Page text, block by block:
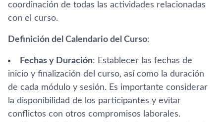
coordinación de todas las actividades relacionadas
con el curso.
Definición del Calendario del Curso:
Fechas y Duración: Establecer las fechas de
inicio y finalización del curso, así como la duración
de cada módulo y sesión. Es importante considerar
la disponibilidad de los participantes y evitar
conflictos con otros compromisos laborales.